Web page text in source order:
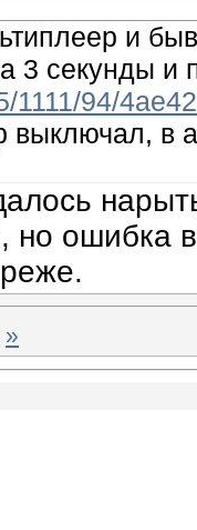
и
3 секунды и
1111/94/
выключал, в
но ошибка
»